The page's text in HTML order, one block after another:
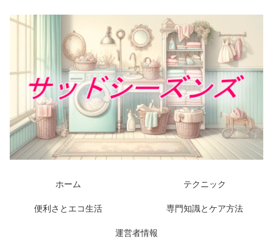
ホーム テクニック
便利さとエコ生活 専門知識とケア方法
運営者情報